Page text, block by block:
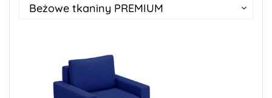
Beżowe tkaniny PREMIUM